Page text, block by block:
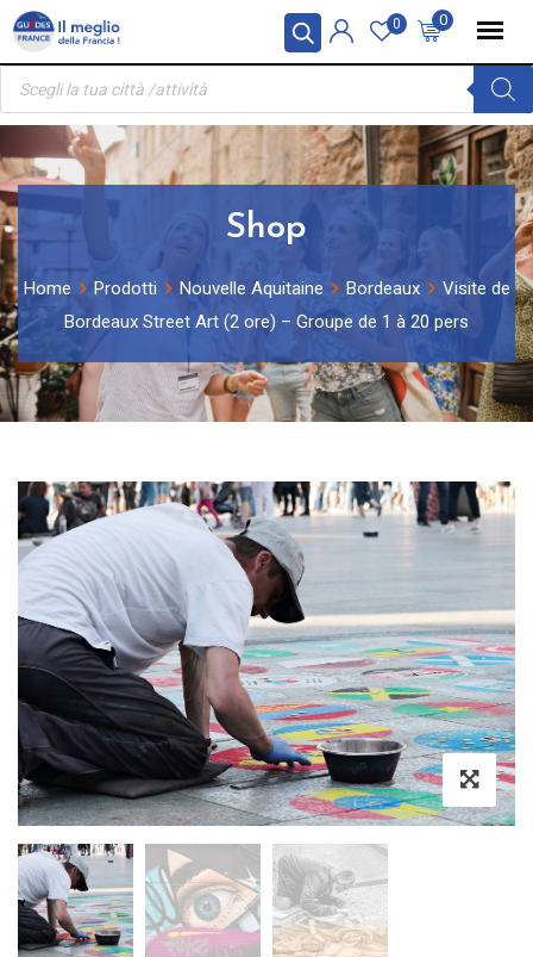
Pannello di gestione dei cookies
Skip
content
0
0
Ricerca
prodotti
Shop
Home Prodotti Nouvelle Aquitaine Bordeaux
Visite de
Bordeaux Street Art (2 ore) – Groupe de 1 à 20 pers